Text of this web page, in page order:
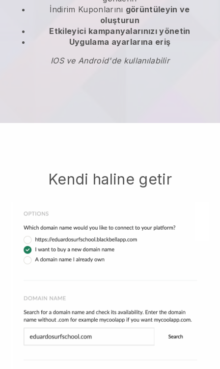
İndirim Kuponlarını görüntüleyin ve
oluşturun
Etkileyici kampanyalarınızı yönetin
Uygulama ayarlarına eriş
IOS ve Android'de kullanılabilir
Kendi haline getir